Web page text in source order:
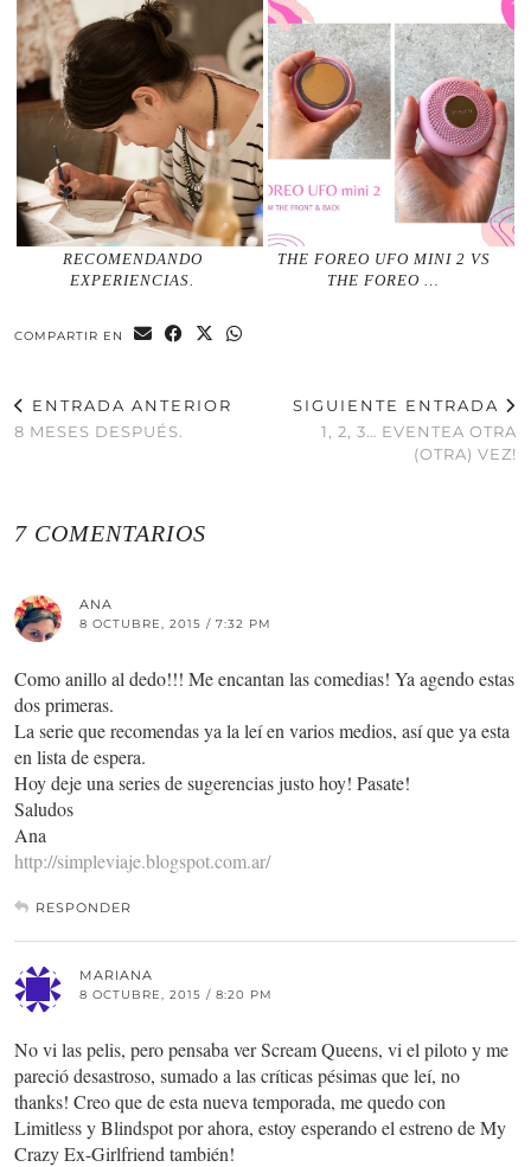
RECOMENDANDO
EXPERIENCIAS.
THE FOREO UFO MINI 2 VS
THE FOREO …
COMPARTIR EN
ENTRADA ANTERIOR
8 MESES DESPUÉS.
SIGUIENTE ENTRADA
1, 2, 3… EVENTEA OTRA
(OTRA) VEZ!
7 COMENTARIOS
ANA
8 OCTUBRE, 2015 / 7:32 PM
Como anillo al dedo!!! Me encantan las comedias! Ya agendo estas
dos primeras.
La serie que recomendas ya la leí en varios medios, así que ya esta
en lista de espera.
Hoy deje una series de sugerencias justo hoy! Pasate!
Saludos
Ana
http://simpleviaje.blogspot.com.ar/
RESPONDER
MARIANA
8 OCTUBRE, 2015 / 8:20 PM
No vi las pelis, pero pensaba ver Scream Queens, vi el piloto y me
pareció desastroso, sumado a las críticas pésimas que leí, no
thanks! Creo que de esta nueva temporada, me quedo con
Limitless y Blindspot por ahora, estoy esperando el estreno de My
Crazy Ex-Girlfriend también!